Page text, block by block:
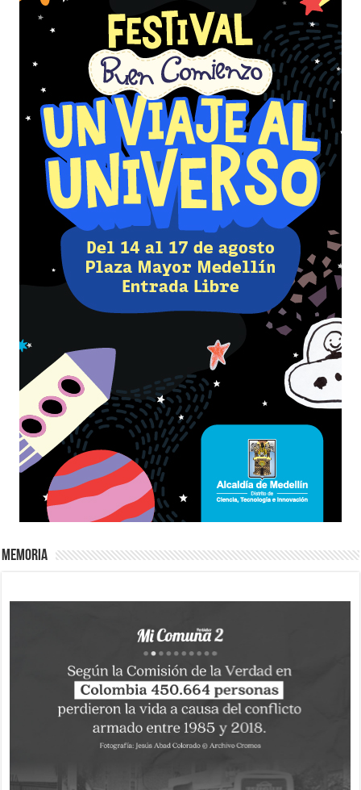
Memoria